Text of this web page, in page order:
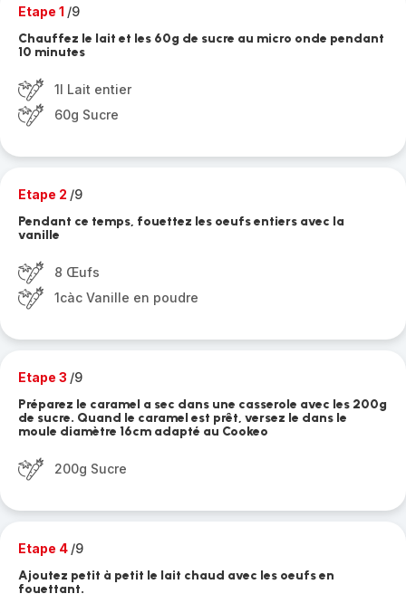
Etape 1 /9
Chauffez le lait et les 60g de sucre au micro onde pendant
10 minutes
1l Lait entier
60g Sucre
Etape 2 /9
Pendant ce temps, fouettez les oeufs entiers avec la
vanille
8 Œufs
1càc Vanille en poudre
Etape 3 /9
Préparez le caramel a sec dans une casserole avec les 200g
de sucre. Quand le caramel est prêt, versez le dans le
moule diamètre 16cm adapté au Cookeo
200g Sucre
Etape 4 /9
Ajoutez petit à petit le lait chaud avec les oeufs en
fouettant.